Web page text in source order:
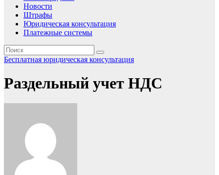
Новости
Штрафы
Юридическая консультация
Платежные системы
Бесплатная юридическая консультация
Раздельный учет НДС